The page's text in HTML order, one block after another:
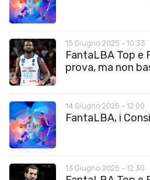
15 Giugno 2025 - 10:33
FantaLBA Top e
prova, ma non
14 Giugno 2025 - 12:00
FantaLBA, i
13 Giugno 2025 - 12:30